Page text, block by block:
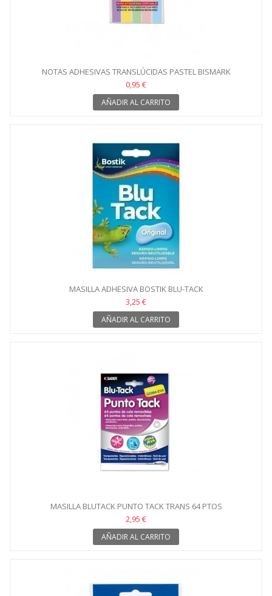
NOTAS ADHESIVAS TRANSLÚCIDAS PASTEL BISMARK
0,95 €
AÑADIR AL CARRITO
MASILLA ADHESIVA BOSTIK BLU-TACK
3,25 €
AÑADIR AL CARRITO
MASILLA BLUTACK PUNTO TACK TRANS 64 PTOS
2,95 €
AÑADIR AL CARRITO